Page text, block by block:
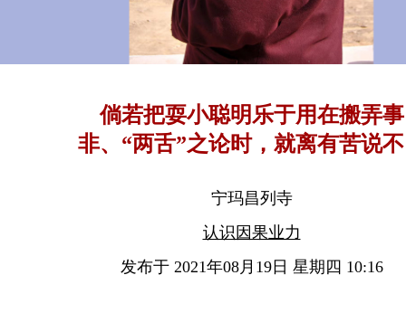
倘若把耍小聪明乐于用在搬弄事
非、“两舌”之论时，就离有苦说
宁玛昌列寺
认识因果业力
发布于 2021年08月19日 星期四 10:16